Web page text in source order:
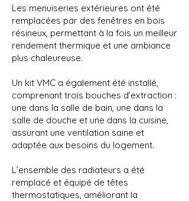
Les menuiseries extérieures ont été
remplacées par des fenêtres en bois
résineux, permettant à la fois un meilleur
rendement thermique et une ambiance
plus chaleureuse.
Un kit VMC a également été installé,
comprenant trois bouches d’extraction :
une dans la salle de bain, une dans la
salle de douche et une dans la cuisine,
assurant une ventilation saine et
adaptée aux besoins du logement.
L’ensemble des radiateurs a été
remplacé et équipé de têtes
thermostatiques, améliorant la